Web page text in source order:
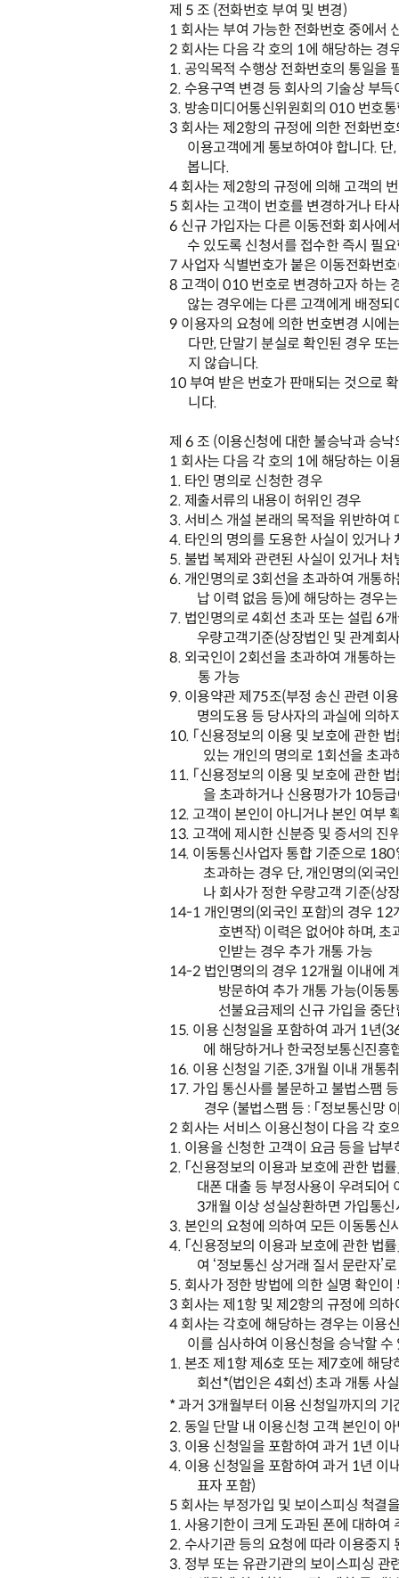
제 5조 (전화번호 부여 및 변경)
1 회사는 부여 가능한 전화번호 중에서
2 회사는 다음 각 호의 1에 해당하는 경
1. 공익목적 수행상 전화번호의 통일을
2.수용구역 변경 등 회사의 기술상 부득
3. 방송미디어통신위원회의 010 번호
3 회사는 제 2항의 규정에 의한 전화번
이용고객에게 통보하여야 합니다. 단,
봅니다.
4회사는 제 2항의 규정에 의해 고객의
5 회사는 고객이 번호를 변경하거나 타
6 신규 가입자는 다른 이동전화 회사에
수 있도록 신청서를 접수한 즉시 필
7 사업자 식별번호가 붙은 이동전화번호
8고객이 010 번호로 변경하고자 하는
않는 경우에는 다른 고객에게 배정
9 이용자의 요청에 의한 번호변경 시에
다만,단말기 분실로 확인된 경우 또
지 않습니다.
10부여 받은 번호가 판매되는 것으로
니다.
제 6조 (이용신청에 대한 불승낙과 승낙
1 회사는 다음 각 호의 1에 해당하는 이
1. 타인 명의로 신청한 경우
2.제출서류의 내용이 허위인 경우
3. 서비스 개설 본래의 목적을 위반하여
4. 타인의 명의를 도용한 사실이 있거나
5.불법 복제와 관련된 사실이 있거나 처
6. 개인명의로 3회선을 초과하여 개통
납 이력 없음 등)에 해당하는 경우
7. 법인명의로4회선 초과 또는 설립 6
우량고객기준(상장법인 및 관계회
8. 외국인이 2회선을 초과하여 개통하
통 가능
9. 이용약관 제 75조(부정 송신 관련 이
명의도용 등 당사자의 과실에 의
10. 「신용정보의 이용 및 보호에 관한 법
있는 개인의 명의로 1회선을 초과
11. 「신용정보의 이용 및 보호에 관한 법
을 초과하거나 신용평가가 10등
12.고객이 본인이 아니거나 본인 여부
13.고객에 제시한 신분증 및 증서의 진
14. 이동통신사업자 통합 기준으로 180
초과하는 경우 단,개인명의 (외국
나 회사가 정한 우량고객 기준(상
14-1 개인명의 (외국인 포함)의 경우 12
호변작) 이력은 없어야 하며,초
인받는 경우 추가 개통 가능
14-2 법인명의의 경우 12개월 이내에
방문하여 추가 개통 가능(이동
선불요금제의 신규 가입을 중
15. 이용 신청일을 포함하여 과거 1년
에 해당하거나 한국정보통신진흥
16. 이용 신청일 기준, 3개월 이내 개통
17. 가입 통신사를 불문하고 불법스팸
경우 (불법스팸 등 : 「정보통신망
2 회사는 서비스 이용신청이 다음 각 호
1. 이용을 신청한 고객이 요금 등을 납부
2. 「신용정보의 이용과 보호에 관한 법률
대폰 대출 등 부정사용이 우려되어
3개월 이상 성실상환하면 가입통
3.본인의 요청에 의하여 모든 이동통신
4. 「신용정보의 이용과 보호에 관한 법률
여 ‘정보통신 상거래 질서 문란자’
5. 회사가 정한 방법에 의한 실명 확인이
3 회사는 제 1항 및 제 2항의 규정에 의
4회사는 각호에 해당하는 경우는 이용
이를 심사하여 이용신청을 승낙할 수
1.본조 제 1항 제 6호 또는 제 7호에 해당
회선*(법인은4회선)초과 개통 사
*과거 3개월부터 이용 신청일까지의
2.동일 단말 내 이용신청 고객 본인이
3. 이용 신청일을 포함하여 과거 1년 이
4. 이용 신청일을 포함하여 과거 1년 이
표자 포함)
5 회사는 부정가입 및 보이스피싱 척결
1. 사용기한이 크게 도과된 폰에 대하여
2.수사기관 등의 요청에 따라 이용중
3. 정부 또는 유관기관의 보이스피싱 관